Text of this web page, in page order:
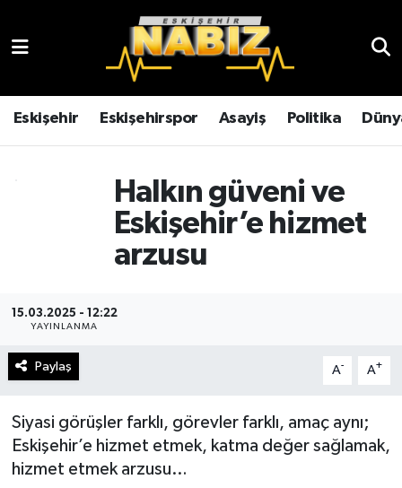
Eskişehir Eskişehirspor Asayiş Politika
Halkın güveni ve
Eskişehir’e hizmet
arzusu
15.03.2025 - 12:22
YAYINLANMA
Paylaş A- A+
Siyasi görüşler farklı, görevler farklı, amaç aynı;
Eskişehir’e hizmet etmek, katma değer sağlamak,
hizmet etmek arzusu…
Çevre
Gündem
Kültür Sanat
Eskişehir Hava Durumu
Eskişehir Trafik Yoğunluk Haritası
Tüm Manşetler
Son Dakika Haberleri